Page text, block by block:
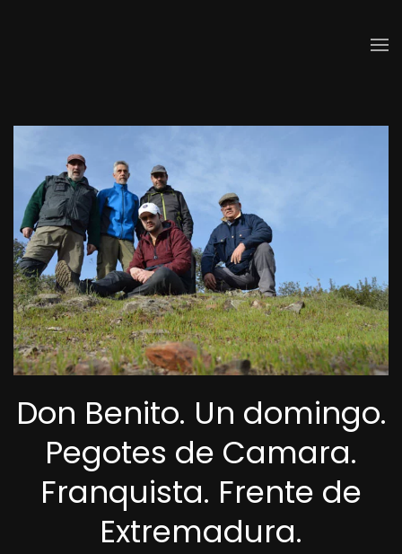
Don Benito. Un domingo.
Pegotes de Camara.
Franquista. Frente de
Extremadura.